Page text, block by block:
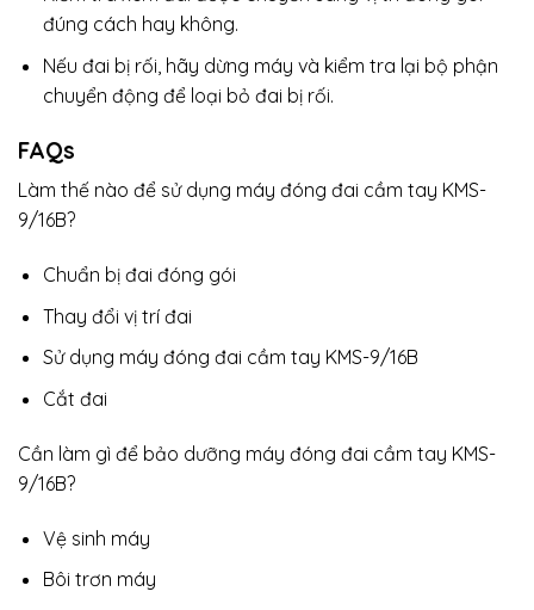
đúng cách hay không.
Nếu đai bị rối, hãy dừng máy và kiểm tra lại bộ phận
chuyển động để loại bỏ đai bị rối.
FAQs
Làm thế nào để sử dụng máy đóng đai cầm tay KMS-
9/16B?
Chuẩn bị đai đóng gói
Thay đổi vị trí đai
Sử dụng máy đóng đai cầm tay KMS-9/16B
Cắt đai
Cần làm gì để bảo dưỡng máy đóng đai cầm tay KMS-
9/16B?
Vệ sinh máy
Bôi trơn máy